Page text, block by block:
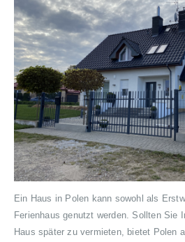
Ein Haus in Polen kann sowohl als
Ferienhaus genutzt werden. Sollten Sie
Haus später zu vermieten, bietet Polen